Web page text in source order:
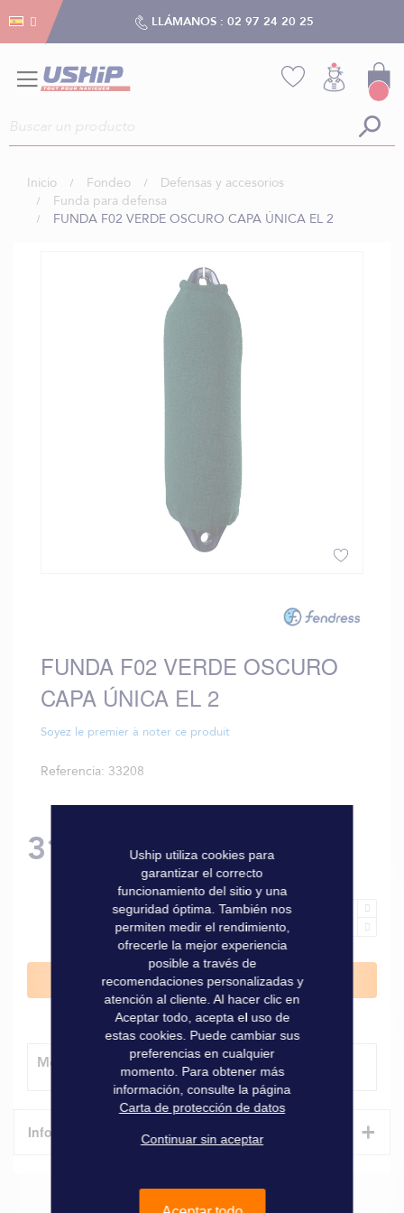
LLÁMANOS : 02 97 24 20 25
Inicio Fondeo
Defensas y accesorios
Funda para defensa
FUNDA F02 VERDE OSCURO CAPA ÚNICA EL 2
la
galería
de
FUNDA F02 VERDE OSCURO
CAPA ÚNICA EL 2
Soyez le premier à noter ce produit
Referencia 33208
31,90 €
Añadir al carrito
Método de entrega
Informaciones técnicas +
Características
Gestión de cookies
Uship utiliza cookies para
garantizar el correcto
funcionamiento del sitio y una
seguridad óptima. También nos
permiten medir el rendimiento,
ofrecerle la mejor experiencia
posible a través de
recomendaciones personalizadas y
atención al cliente. Al hacer clic en
Aceptar todo, acepta el uso de
estas cookies. Puede cambiar sus
preferencias en cualquier
momento. Para obtener más
información, consulte la página
Carta de protección de datos
Continuar sin aceptar
Gestión de cookies